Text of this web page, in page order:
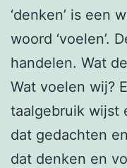
‘denken’ is een
woord ‘voelen’.
handelen. Wat
Wat voelen wij?
taalgebruik wijst
dat gedachten
dat denken en